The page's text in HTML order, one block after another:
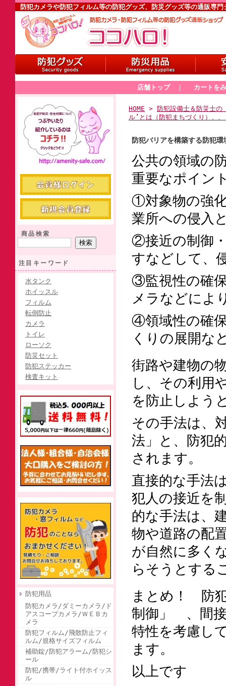
防犯カメラや防犯フィルム等の防犯グッズ、防災グッズ等の通販専
店舗トップ ｜ カートを
商品検索
注目キーワード
水タンク
ホイッスル
フィルム
転倒防止
カメラ
トイレ
ローソク
防災セット
防犯ステッカー
検査キット
防犯用品
防犯カメラ/ダミーカメラ/ド
アスコープカメラ/ＷＥＢカ
メラ
防犯フィルム/飛散防止フィ
ルム/規格サイズフィルム
補助錠/防犯アラーム/防犯シ
ール
防犯/携帯/ライト付ホイッス
ル
HOME > 防犯設備士＆防災士
ル’とは（防犯まちづくり）、、
防犯バリアを構築する防犯
公共の領域の
重要なポイン
①対象物の強
業所への侵入
②接近の制御
すなどして、
③監視性の確
メラなどによ
④領域性の確
くりの展開な
街路や建物の
し、その利用
を防止しよう
その手法は、
法」と、防犯
されます。
直接的な手法
犯人の接近を
的な手法は、
物や道路の配
が自然に多く
らそうとする
まとめ！ 防
制御」 、間接
特性を考慮し
ます。
以上です